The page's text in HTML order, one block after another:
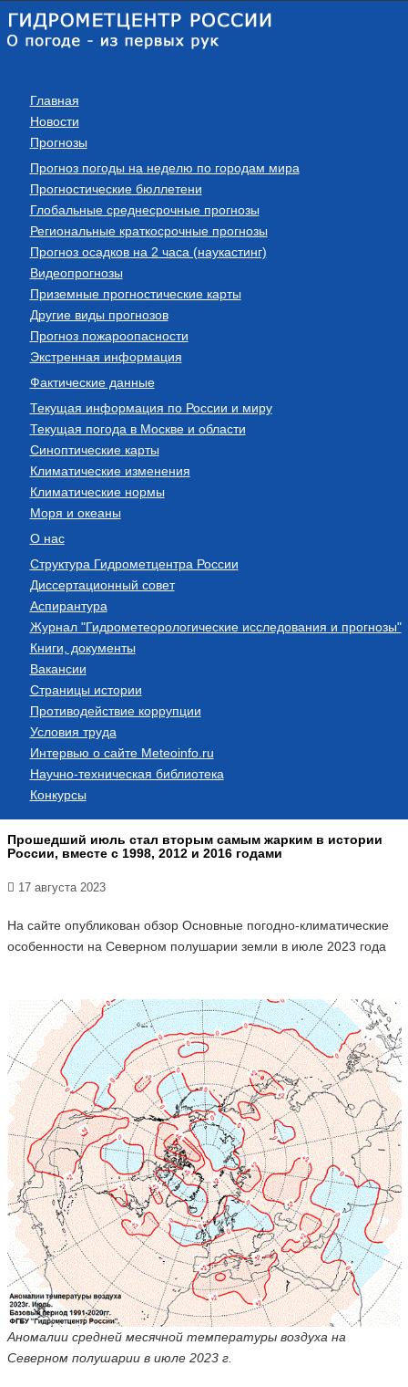
Главная
Новости
Прогнозы
Прогноз погоды на неделю по городам мира
Прогностические бюллетени
Глобальные среднесрочные прогнозы
Региональные краткосрочные прогнозы
Прогноз осадков на 2 часа (наукастинг)
Видеопрогнозы
Приземные прогностические карты
Другие виды прогнозов
Прогноз пожароопасности
Экстренная информация
Фактические данные
Текущая информация по России и миру
Текущая погода в Москве и области
Синоптические карты
Климатические изменения
Климатические нормы
Моря и океаны
О нас
Структура Гидрометцентра России
Диссертационный совет
Аспирантура
Журнал "Гидрометеорологические исследования и прогнозы"
Книги, документы
Вакансии
Страницы истории
Противодействие коррупции
Условия труда
Интервью о сайте Meteoinfo.ru
Научно-техническая библиотека
Конкурсы
Прошедший июль стал вторым самым жарким в истории
России, вместе с 1998, 2012 и 2016 годами
17 августа 2023
На сайте опубликован обзор Основные погодно-климатические
особенности на Северном полушарии земли в июле 2023 года
Аномалии средней месячной температуры воздуха на
Северном полушарии в июле 2023 г.